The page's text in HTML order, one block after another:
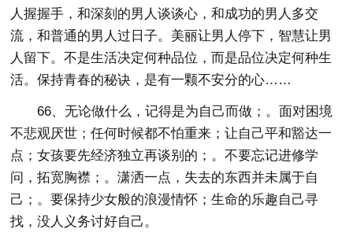
人握握手，和深刻的男人谈谈心，和成功的男人多交
流，和普通的男人过日子。美丽让男人停下，智慧让男
人留下。不是生活决定何种品位，而是品位决定何种生
活。保持青春的秘诀，是有一颗不安分的心……
66、无论做什么，记得是为自己而做；。面对困境
不悲观厌世；任何时候都不怕重来；让自己平和豁达一
点；女孩要先经济独立再谈别的；。不要忘记进修学
问，拓宽胸襟；。潇洒一点，失去的东西并未属于自
己；。要保持少女般的浪漫情怀；生命的乐趣自己寻
找，没人义务讨好自己。